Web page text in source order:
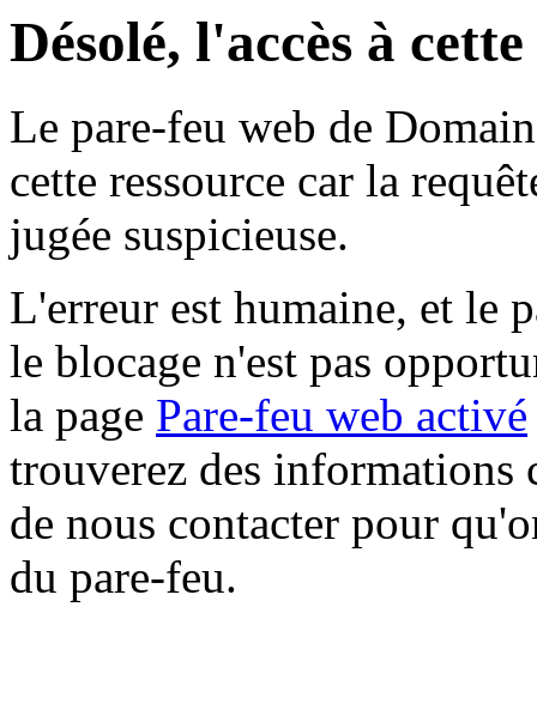
Désolé, l'accès à
Le pare-feu web de
cette ressource car la
jugée suspicieuse.
L'erreur est humaine, et le
le blocage n'est pas
la page Pare-feu web activé
trouverez des informations
de nous contacter pour
du pare-feu.